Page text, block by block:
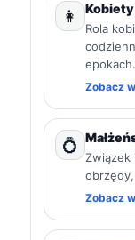
👩
Rola
epokach.
Zobacz
💍
Związek
Zobacz